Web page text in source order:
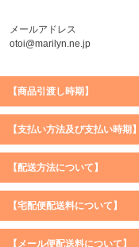
メールアドレス
otoi@marilyn.ne.jp
【商品引渡し時期】
【支払い方法及び支払い時期】
【配送方法について】
【宅配便配送料について】
購入価格 ／ 地域 通常
【メール便配送料について】